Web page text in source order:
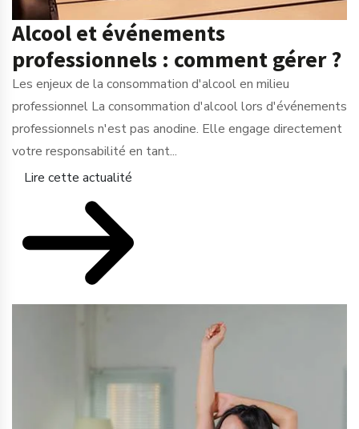
Alcool et événements
professionnels : comment gérer ?
Les enjeux de la consommation d'alcool en milieu
professionnel La consommation d'alcool lors d'événements
professionnels n'est pas anodine. Elle engage directement
votre responsabilité en tant...
Lire cette actualité